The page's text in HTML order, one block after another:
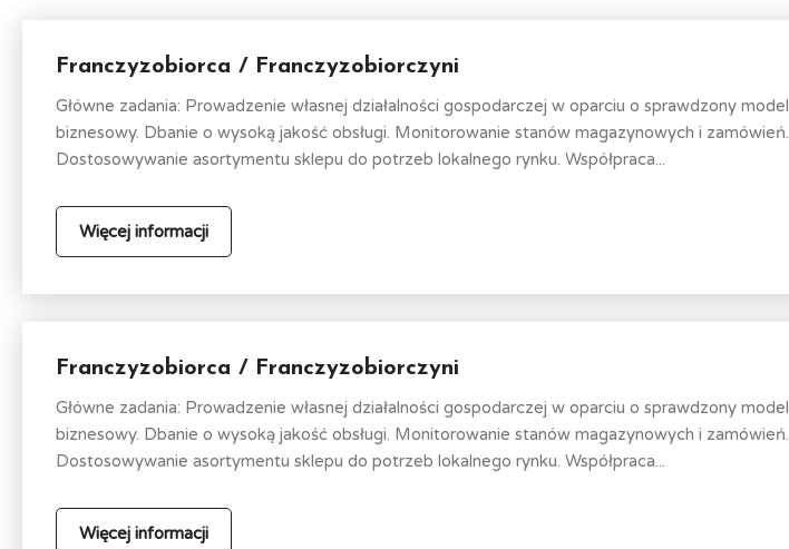
Franczyzobiorca / Franczyzobiorczyni
Główne zadania: Prowadzenie własnej działalności gospodarczej w oparciu o sprawdzony model
biznesowy. Dbanie o wysoką jakość obsługi. Monitorowanie stanów magazynowych i zamówień.
Dostosowywanie asortymentu sklepu do potrzeb lokalnego rynku. Współpraca...
Więcej informacji
Franczyzobiorca / Franczyzobiorczyni
Główne zadania: Prowadzenie własnej działalności gospodarczej w oparciu o sprawdzony model
biznesowy. Dbanie o wysoką jakość obsługi. Monitorowanie stanów magazynowych i zamówień.
Dostosowywanie asortymentu sklepu do potrzeb lokalnego rynku. Współpraca...
Więcej informacji